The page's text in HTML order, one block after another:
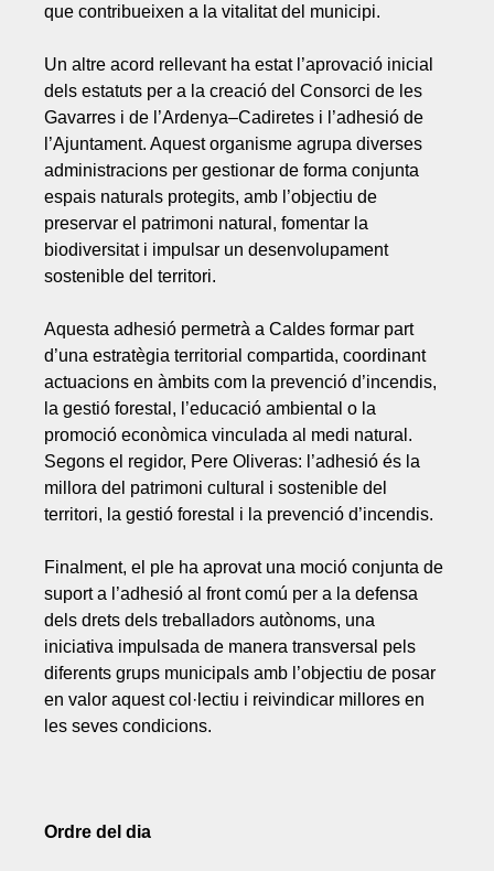
que contribueixen a la vitalitat del municipi.
Un altre acord rellevant ha estat l’aprovació inicial
dels estatuts per a la creació del Consorci de les
Gavarres i de l’Ardenya–Cadiretes i l’adhesió de
l’Ajuntament. Aquest organisme agrupa diverses
administracions per gestionar de forma conjunta
espais naturals protegits, amb l’objectiu de
preservar el patrimoni natural, fomentar la
biodiversitat i impulsar un desenvolupament
sostenible del territori.
Aquesta adhesió permetrà a Caldes formar part
d’una estratègia territorial compartida, coordinant
actuacions en àmbits com la prevenció d’incendis,
la gestió forestal, l’educació ambiental o la
promoció econòmica vinculada al medi natural.
Segons el regidor, Pere Oliveras: l’adhesió és la
millora del patrimoni cultural i sostenible del
territori, la gestió forestal i la prevenció d’incendis.
Finalment, el ple ha aprovat una moció conjunta de
suport a l’adhesió al front comú per a la defensa
dels drets dels treballadors autònoms, una
iniciativa impulsada de manera transversal pels
diferents grups municipals amb l’objectiu de posar
en valor aquest col·lectiu i reivindicar millores en
les seves condicions.
Ordre del dia